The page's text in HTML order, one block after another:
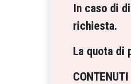
In caso di
richiesta.
La quota di
CONTENUTI